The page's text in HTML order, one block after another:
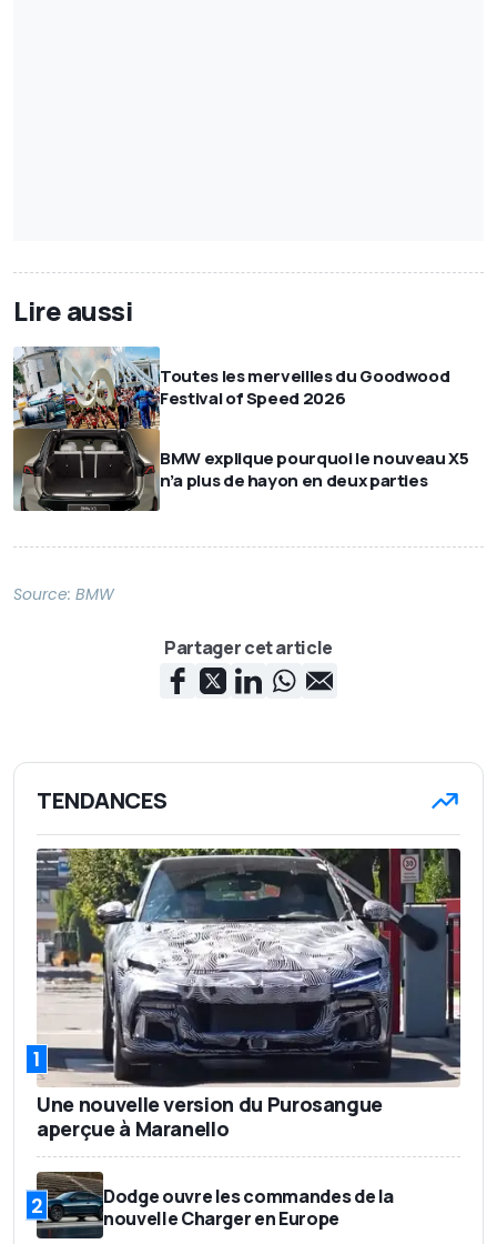
Lire aussi
Toutes les merveilles du Goodwood
Festival of Speed 2026
BMW explique pourquoi le nouveau X5
n’a plus de hayon en deux parties
Source: BMW
Partager cet article
TENDANCES
1
Une nouvelle version du Purosangue
aperçue à Maranello
2
Dodge ouvre les commandes de la
nouvelle Charger en Europe